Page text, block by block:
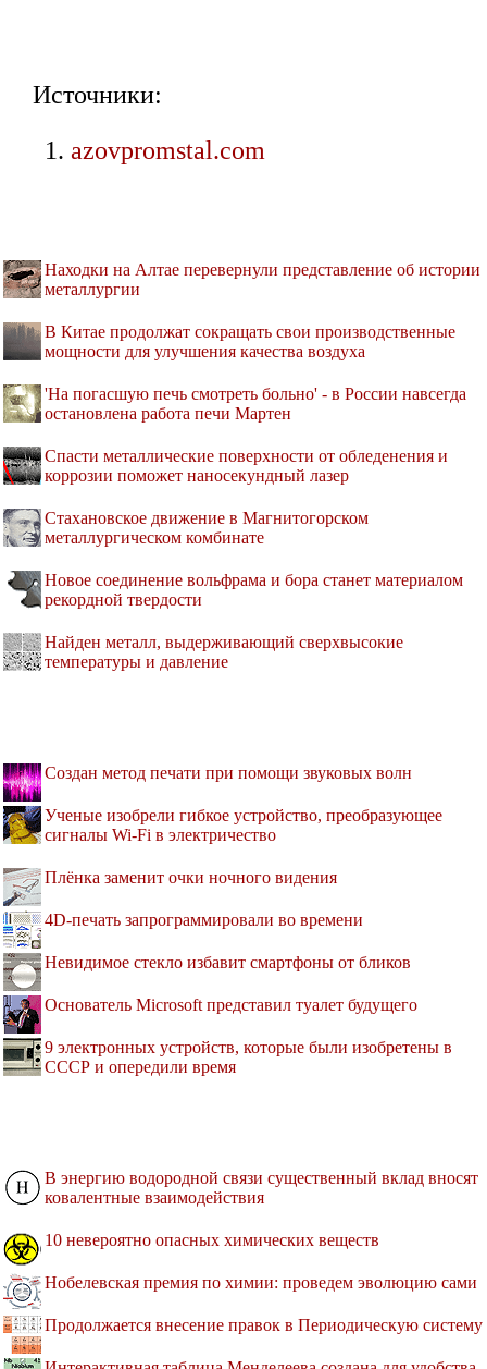
Источники:
azovpromstal.com
Находки на Алтае перевернули представление об истории
металлургии
В Китае продолжат сокращать свои производственные
мощности для улучшения качества воздуха
'На погасшую печь смотреть больно' - в России навсегда
остановлена работа печи Мартен
Спасти металлические поверхности от обледенения и
коррозии поможет наносекундный лазер
Стахановское движение в Магнитогорском
металлургическом комбинате
Новое соединение вольфрама и бора станет материалом
рекордной твердости
Найден металл, выдерживающий сверхвысокие
температуры и давление
Создан метод печати при помощи звуковых волн
Ученые изобрели гибкое устройство, преобразующее
сигналы Wi-Fi в электричество
Плёнка заменит очки ночного видения
4D-печать запрограммировали во времени
Невидимое стекло избавит смартфоны от бликов
Основатель Microsoft представил туалет будущего
9 электронных устройств, которые были изобретены в
СССР и опередили время
В энергию водородной связи существенный вклад вносят
ковалентные взаимодействия
10 невероятно опасных химических веществ
Нобелевская премия по химии: проведем эволюцию сами
Продолжается внесение правок в Периодическую систему